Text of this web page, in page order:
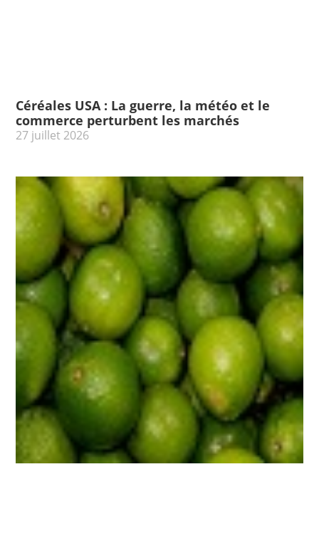
Céréales USA : La guerre, la météo et le
commerce perturbent les marchés
27 juillet 2026